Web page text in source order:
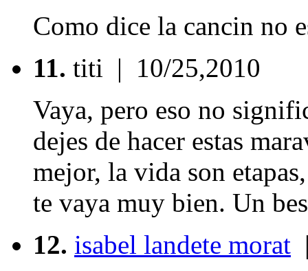
Como dice la cancin no
11. titi | 10/25,2010
Vaya, pero eso no
dejes de hacer estas
mejor, la vida son
te vaya muy bien. Un
12. isabel landete morat